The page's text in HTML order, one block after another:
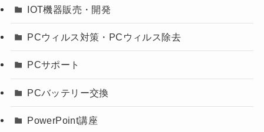
IOT機器販売・開発
PCウィルス対策・PCウィルス除去
PCサポート
PCバッテリー交換
PowerPoint講座